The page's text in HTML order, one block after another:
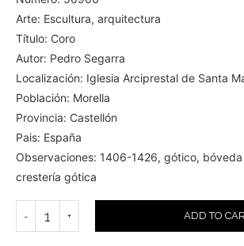
Arte: Escultura, arquitectura
Título: Coro
Autor: Pedro Segarra
Localización: Iglesia Arciprestal de Santa
Población: Morella
Provincia: Castellón
Pais: España
Observaciones: 1406-1426, gótico,
crestería gótica
ADD TO